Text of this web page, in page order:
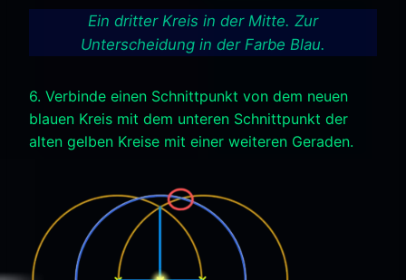
Ein dritter Kreis in der Mitte. Zur
Unterscheidung in der Farbe Blau.
6. Verbinde einen Schnittpunkt von dem neuen
blauen Kreis mit dem unteren Schnittpunkt der
alten gelben Kreise mit einer weiteren Geraden.